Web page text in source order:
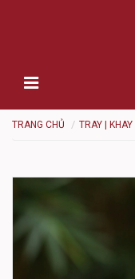
TRANG CHỦ TRAY | KHAY